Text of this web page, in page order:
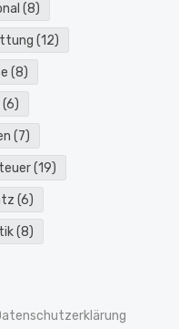
(8)
(12)
(8)
(6)
(7)
(19)
(6)
(8)